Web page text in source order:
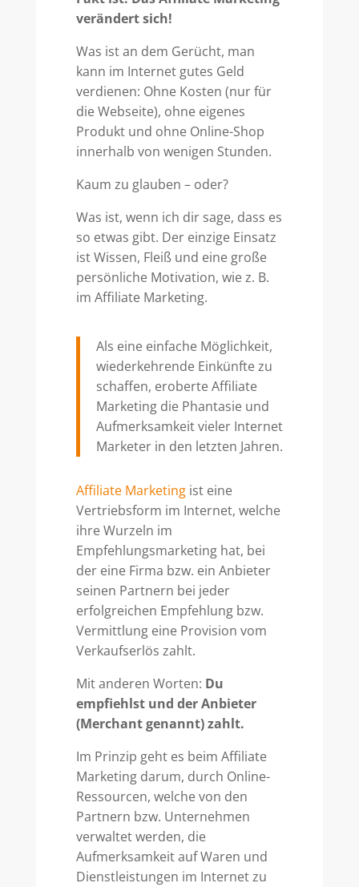
verändert sich!
Was ist an dem Gerücht, man
kann im Internet gutes Geld
verdienen: Ohne Kosten (nur für
die Webseite), ohne eigenes
Produkt und ohne Online-Shop
innerhalb von wenigen Stunden.
Kaum zu glauben – oder?
Was ist, wenn ich dir sage, dass es
so etwas gibt. Der einzige Einsatz
ist Wissen, Fleiß und eine große
persönliche Motivation, wie z. B.
im Affiliate Marketing.
Als eine einfache Möglichkeit,
wiederkehrende Einkünfte zu
schaffen, eroberte Affiliate
Marketing die Phantasie und
Aufmerksamkeit vieler Internet
Marketer in den letzten Jahren.
Affiliate Marketingist eine
Vertriebsform im Internet, welche
ihre Wurzeln im
Empfehlungsmarketing hat, bei
der eine Firma bzw. ein Anbieter
seinen Partnern bei jeder
erfolgreichen Empfehlung bzw.
Vermittlung eine Provision vom
Verkaufserlös zahlt.
Mit anderen Worten: Du
empfiehlst und der Anbieter
(Merchant genannt) zahlt.
Im Prinzip geht es beim Affiliate
Marketing darum, durch Online-
Ressourcen, welche von den
Partnern bzw. Unternehmen
verwaltet werden, die
Aufmerksamkeit auf Waren und
Dienstleistungen im Internet zu